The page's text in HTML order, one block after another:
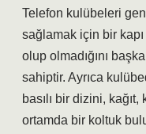
Telefon kulübeleri
sağlamak için bir
olup olmadığını
sahiptir. Ayrıca
basılı bir dizini,
ortamda bir koltuk